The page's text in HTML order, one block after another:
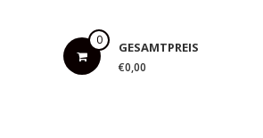
0 GESAMTPREIS
€0,00